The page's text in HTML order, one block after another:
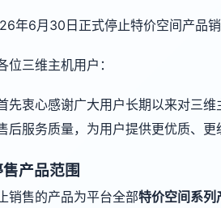
年6月30日正式停止特价空间产品
位三维主机用户：
先衷心感谢广大用户长期以来对三
后服务质量，为用户提供更优质、
产品范围
销售的产品为平台全部特价空间系列